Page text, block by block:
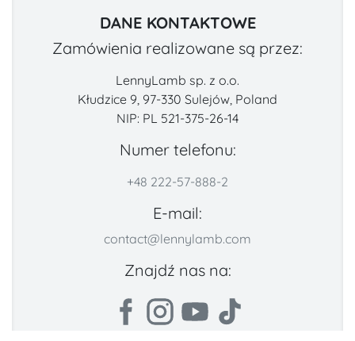
DANE KONTAKTOWE
Zamówienia realizowane są przez:
LennyLamb sp. z o.o.
Kłudzice 9, 97-330 Sulejów, Poland
NIP: PL 521-375-26-14
Numer telefonu:
+48 222-57-888-2
E-mail:
contact@lennylamb.com
Znajdź nas na: